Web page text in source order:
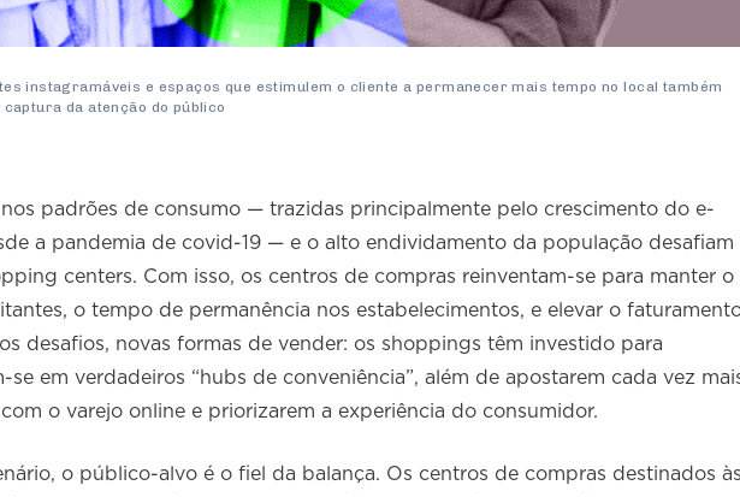
instagramáveis e espaços que estimulem o cliente a permanecer mais tempo no local também
da atenção do público
padrões de consumo — trazidas principalmente pelo crescimento do e-
a pandemia de covid-19 — e o alto endividamento da população desafiam
centers. Com isso, os centros de compras reinventam-se para manter o
o tempo de permanência nos estabelecimentos, e elevar o
desafios, novas formas de vender: os shoppings têm investido para
se em verdadeiros “hubs de conveniência”, além de apostarem cada vez
o varejo online e priorizarem a experiência do consumidor.
o público-alvo é o fiel da balança. Os centros de compras destinados